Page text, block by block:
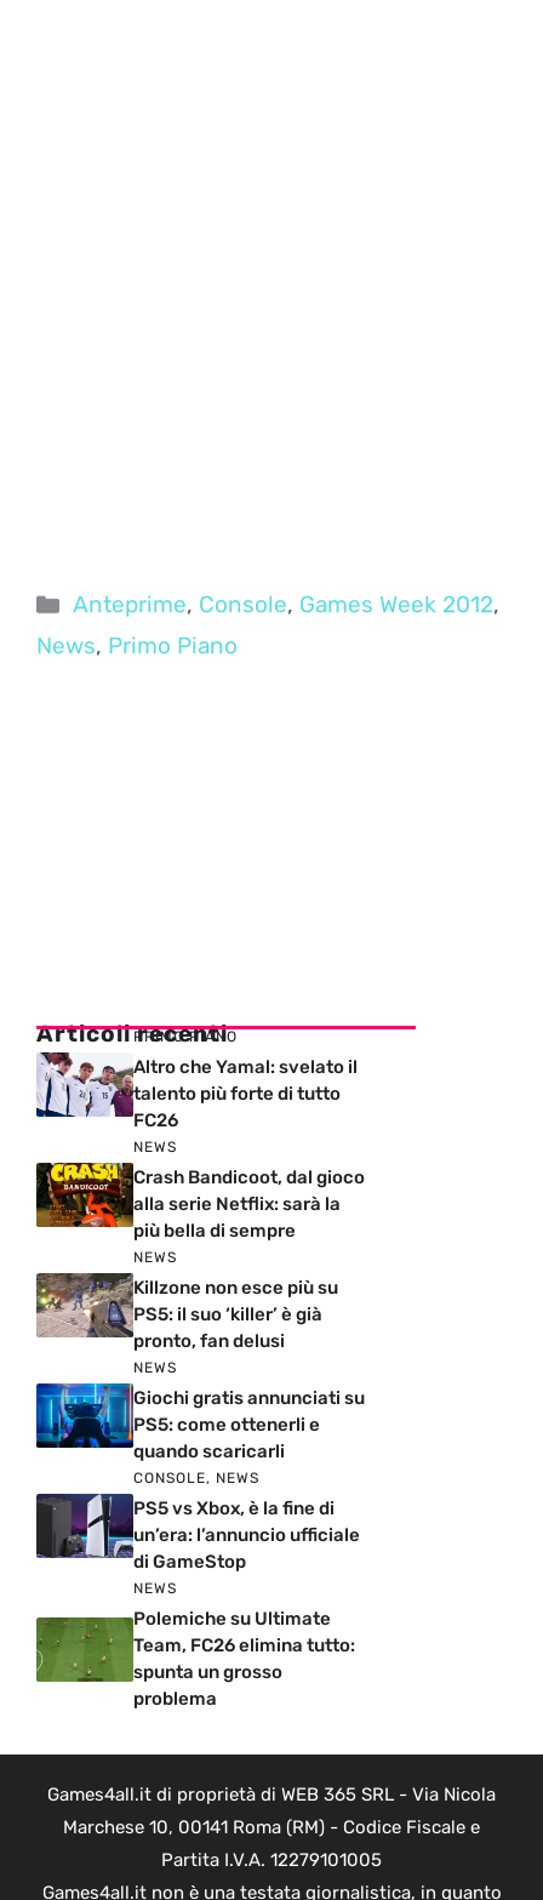
Categorie
Anteprime, Console, Games Week 2012,
News, Primo Piano
Articoli recenti
PRIMO PIANO
Altro che Yamal: svelato il
talento più forte di tutto
FC26
NEWS
Crash Bandicoot, dal gioco
alla serie Netflix: sarà la
più bella di sempre
NEWS
Killzone non esce più su
PS5: il suo ‘killer’ è già
pronto, fan delusi
NEWS
Giochi gratis annunciati su
PS5: come ottenerli e
quando scaricarli
CONSOLE, NEWS
PS5 vs Xbox, è la fine di
un’era: l’annuncio ufficiale
di GameStop
NEWS
Polemiche su Ultimate
Team, FC26 elimina tutto:
spunta un grosso
problema
Games4all.it di proprietà di WEB 365 SRL - Via Nicola
Marchese 10, 00141 Roma (RM) - Codice Fiscale e
Partita I.V.A. 12279101005
Games4all.it non è una testata giornalistica, in quanto